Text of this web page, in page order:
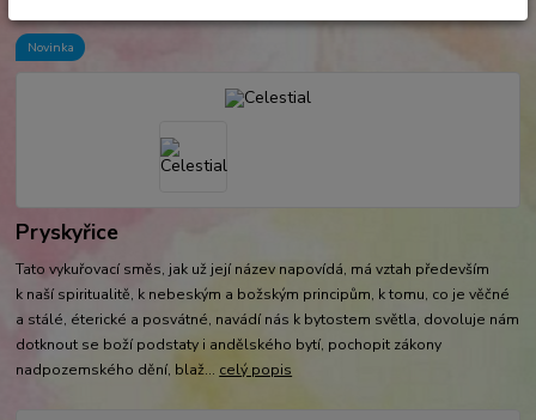
Novinka
Pryskyřice
Tato vykuřovací směs, jak už její název napovídá, má vztah především
k naší spiritualitě, k nebeským a božským principům, k tomu, co je věčné
a stálé, éterické a posvátné, navádí nás k bytostem světla, dovoluje nám
dotknout se boží podstaty i andělského bytí, pochopit zákony
nadpozemského dění, blaž... celý popis